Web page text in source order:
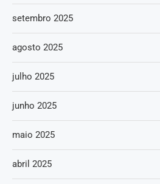
setembro 2025
agosto 2025
julho 2025
junho 2025
maio 2025
abril 2025